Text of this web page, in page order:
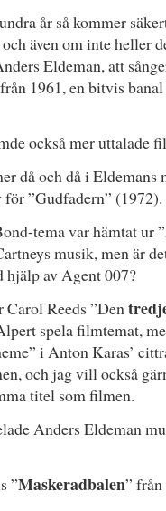
år så kommer
även om inte heller
Eldeman, att
1961, en bitvis
också mer uttalade
då och då i
”Gudfadern” (1972).
tema var hämtat
musik, men är
hjälp av Agent 007?
Reeds ”Den
spela filmtemat,
i Anton Karas’
och jag vill också
titel som filmen.
Anders Eldeman
”Maskeradbalen”